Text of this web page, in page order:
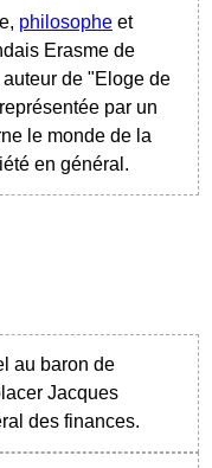
philosophe et
Erasme de
de "Eloge de
par un
le monde de la
en général.
au baron de
Jacques
des finances.